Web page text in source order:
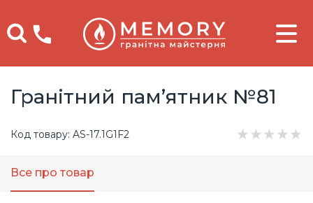
Телефоны
Гранітний пам’ятник №81
Код товару: AS-17.1G1F2 ★ ★ ★ ★ ★
Все про товар